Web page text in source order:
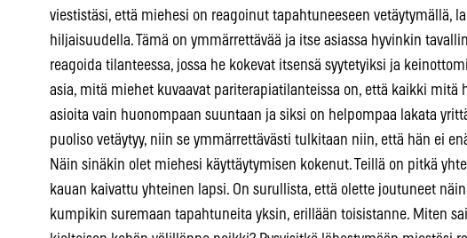
viestistäsi, että miehesi on reagoinut tapahtuneeseen vetäytymällä,
hiljaisuudella. Tämä on ymmärrettävää ja itse asiassa hyvinkin
reagoida tilanteessa, jossa he kokevat itsensä syytetyiksi ja
asia, mitä miehet kuvaavat pariterapiatilanteissa on, että kaikki mitä
asioita vain huonompaan suuntaan ja siksi on helpompaa lakata
puoliso vetäytyy, niin se ymmärrettävästi tulkitaan niin, että hän ei
Näin sinäkin olet miehesi käyttäytymisen kokenut. Teillä on pitkä
kauan kaivattu yhteinen lapsi. On surullista, että olette joutuneet
kumpikin suremaan tapahtuneita yksin, erillään toisistanne. Miten